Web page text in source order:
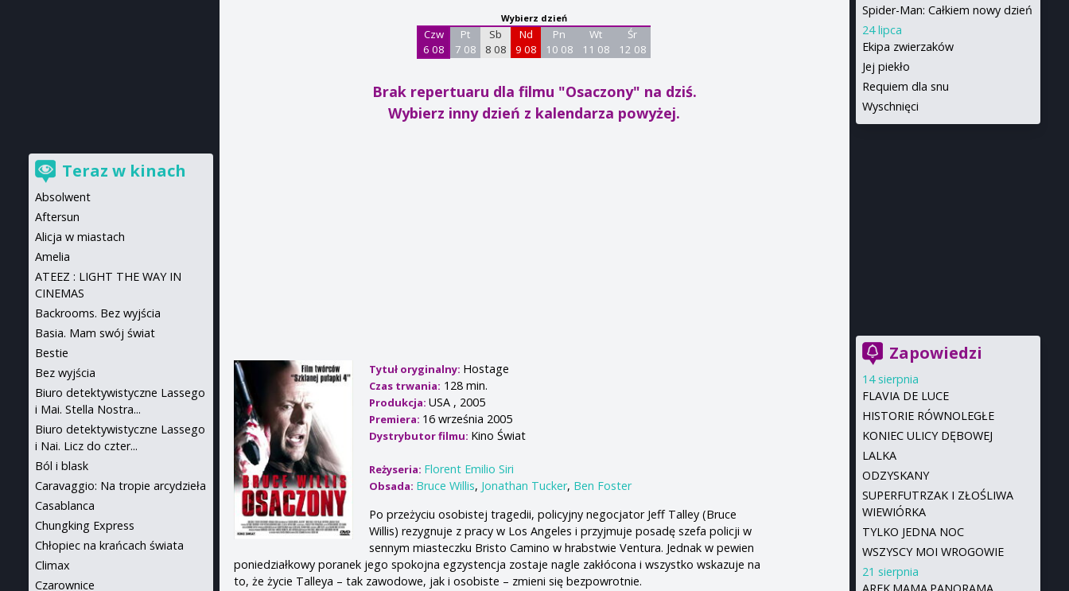
Wybierz dzień
Czw
6 08
Pt
7 08
Sb
8 08
Nd
9 08
Pn
10 08
Wt
11 08
Śr
12 08
Brak repertuaru dla filmu "Osaczony" na dziś.
Wybierz inny dzień z kalendarza powyżej.
Tytuł oryginalny: Hostage
Czas trwania: 128 min.
Produkcja:USA , 2005
Premiera: 16 września 2005
Dystrybutor filmu: Kino Świat
Reżyseria: Florent Emilio Siri
Obsada: Bruce Willis, Jonathan Tucker, Ben Foster
Po przeżyciu osobistej tragedii, policyjny negocjator Jeff Talley (Bruce
Willis) rezygnuje z pracy w Los Angeles i przyjmuje posadę szefa policji w
sennym miasteczku Bristo Camino w hrabstwie Ventura. Jednak w pewien
poniedziałkowy poranek jego spokojna egzystencja zostaje nagle zakłócona i wszystko wskazuje na
to, że życie Talleya – tak zawodowe, jak i osobiste – zmieni się bezpowrotnie.
Spider-Man: Całkiem nowy dzień
24 lipca
Ekipa zwierzaków
Jej piekło
Requiem dla snu
Wyschnięci
Zapowiedzi
14 sierpnia
FLAVIA DE LUCE
HISTORIE RÓWNOLEGŁE
KONIEC ULICY DĘBOWEJ
LALKA
ODZYSKANY
SUPERFUTRZAK I ZŁOŚLIWA
WIEWIÓRKA
TYLKO JEDNA NOC
WSZYSCY MOI WROGOWIE
21 sierpnia
Teraz w kinach
Absolwent
Aftersun
Alicja w miastach
Amelia
ATEEZ : LIGHT THE WAY IN
CINEMAS
Backrooms. Bez wyjścia
Basia. Mam swój świat
Bestie
Bez wyjścia
Biuro detektywistyczne Lassego
i Mai. Stella Nostra...
Biuro detektywistyczne Lassego
i Nai. Licz do czter...
Ból i blask
Caravaggio: Na tropie arcydzieła
Casablanca
Chungking Express
Chłopiec na krańcach świata
Climax
Czarownice